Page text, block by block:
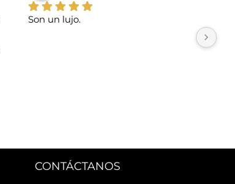
Son un lujo.
CONTÁCTANOS